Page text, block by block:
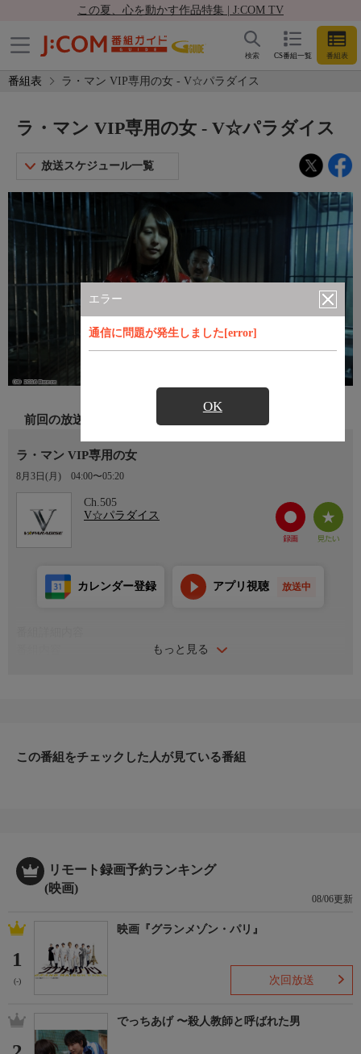
この夏、心を動かす作品特集 | J:COM TV
CS番組一覧 番組表
検索
番組表 ラ・マン VIP専用の女 - V☆パラダイス
エラー
通信に問題が発生しました[error]
OK
ラ・マン VIP専用の女 - V☆パラダイス
放送スケジュール一覧
前回の放送
ラ・マン VIP専用の女
8月3日(月) 04:00〜05:20
Ch.505
V☆パラダイス
もっと見る
カレンダー登録 アプリ視聴 放送中
この番組をチェックした人が見ている番組
リモート録画予約ランキング
(映画)
08/06更新
1
(-)
映画『グランメゾン・パリ』
次回放送
でっちあげ 〜殺人教師と呼ばれた男